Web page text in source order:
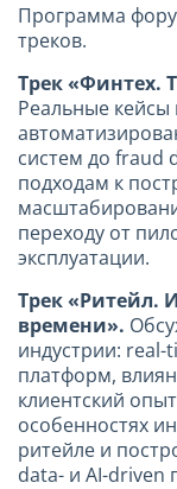
Программа
треков.
Трек «Финтех.
Реальные
систем до fraud
подходам к
переходу от
эксплуатации.
Трек «Ритейл.
времени».
индустрии: real-
платформ,
клиентский
особенностях
ритейле и
data- и AI-driven